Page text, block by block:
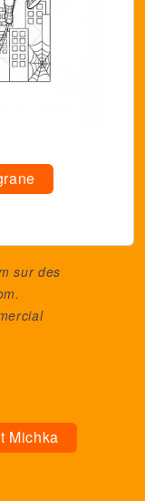
sur des
.
Michka